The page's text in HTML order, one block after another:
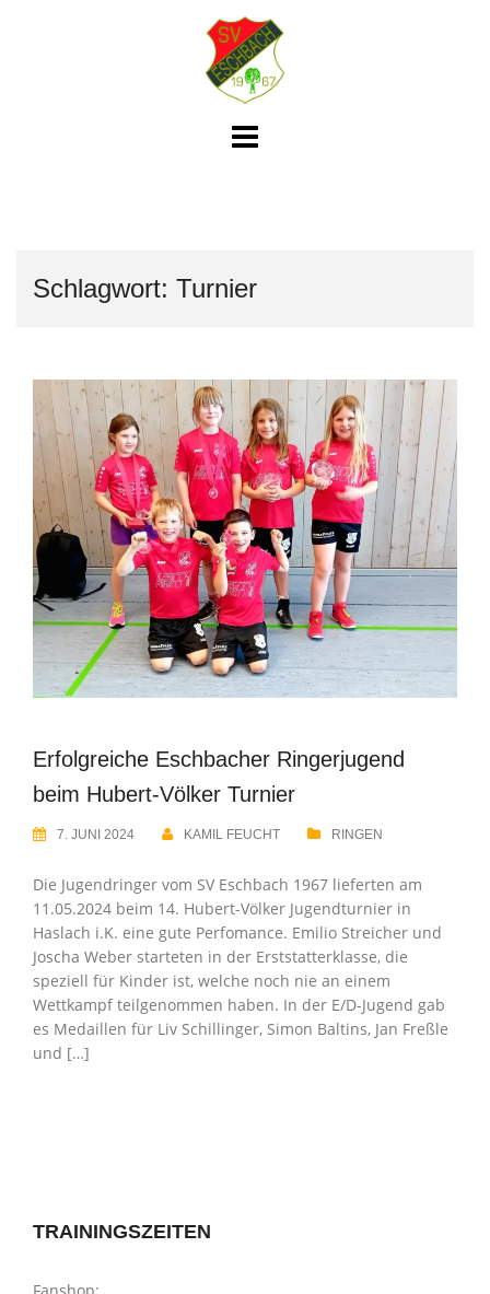
Schlagwort: Turnier
Erfolgreiche Eschbacher Ringerjugend
beim Hubert-Völker Turnier
7. JUNI 2024 KAMIL FEUCHT RINGEN
Die Jugendringer vom SV Eschbach 1967 lieferten am
11.05.2024 beim 14. Hubert-Völker Jugendturnier in
Haslach i.K. eine gute Perfomance. Emilio Streicher und
Joscha Weber starteten in der Erststatterklasse, die
speziell für Kinder ist, welche noch nie an einem
Wettkampf teilgenommen haben. In der E/D-Jugend gab
es Medaillen für Liv Schillinger, Simon Baltins, Jan Freßle
und […]
TRAININGSZEITEN